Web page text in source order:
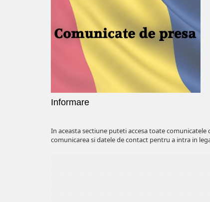
Informare
In aceasta sectiune puteti accesa toate
comunicarea si datele de contact pentru a intra in